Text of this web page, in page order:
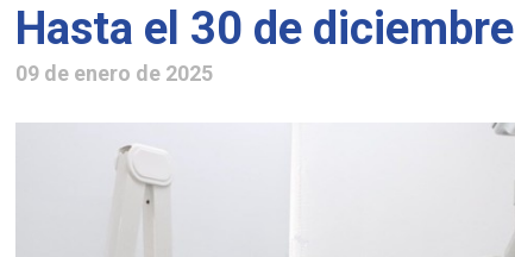
Hasta el 30 de
09 de enero de 2025